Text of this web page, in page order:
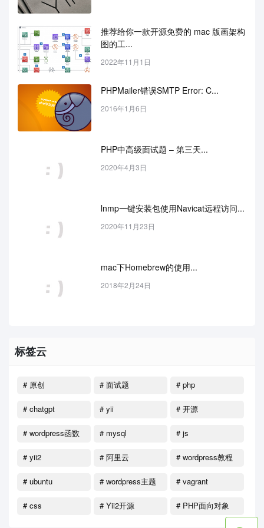
推荐给你一款开源免费的 mac 版画架构
图的工...
2022年11月1日
PHPMailer错误SMTP Error: C...
2016年1月6日
PHP中高级面试题 – 第三天...
2020年4月3日
lnmp一键安装包使用Navicat远程访问...
2020年11月23日
mac下Homebrew的使用...
2018年2月24日
标签云
# 原创 # 面试题 # php
# chatgpt # yii # 开源
# wordpress函数 # mysql # js
# yii2 # 阿里云 # wordpress教程
# ubuntu # wordpress主题 # vagrant
# css # Yii2开源 # PHP面向对象